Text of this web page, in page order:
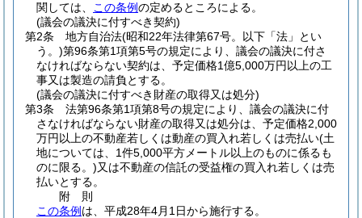
関しては、
この条例の定めるところによる。
(議会の議決に付すべき契約)
第2条
地方自治法(昭和22年法律第67号。以下「法」とい
う。)第96条第1項第5号の規定により、議会の議決に付さ
なければならない契約は、予定価格1億5,000万円以上の工
事又は製造の請負とする。
(議会の議決に付すべき財産の取得又は処分)
第3条
法第96条第1項第8号の規定により、議会の議決に付
さなければならない財産の取得又は処分は、予定価格2,000
万円以上の不動産若しくは動産の買入れ若しくは売払い(土
地については、1件5,000平方メートル以上のものに係るも
のに限る。)又は不動産の信託の受益権の買入れ若しくは売
払いとする。
附 則
この条例 は、平成28年4月1日から施行する。